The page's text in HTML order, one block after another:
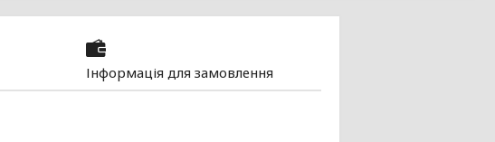
Інформація для замовлення